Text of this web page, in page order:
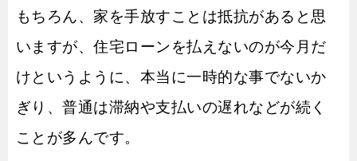
もちろん、家を手放すことは抵抗があると思
いますが、住宅ローンを払えないのが今月だ
けというように、本当に一時的な事でないか
ぎり、普通は滞納や支払いの遅れなどが続く
ことが多んです。